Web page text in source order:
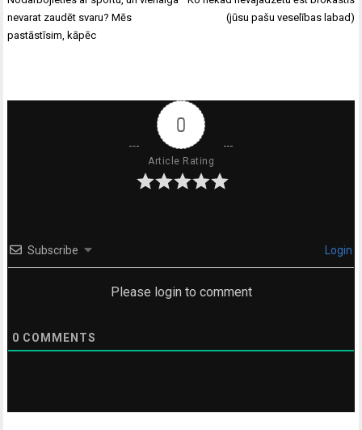
izvēlne
nevarat zaudēt svaru? Mēs
pastāstīsim, kāpēc
(jūsu pašu veselības labad)
0
Article Rating
Subscribe Login
Please login to comment
0 COMMENTS